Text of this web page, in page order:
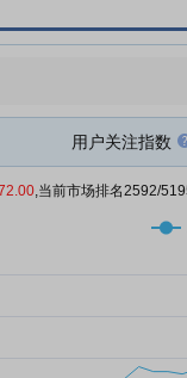
回购一览：30家公司披露
大跌
份：拟斥资5000万元至1亿
用户关注指数
,当前市场排名2592/